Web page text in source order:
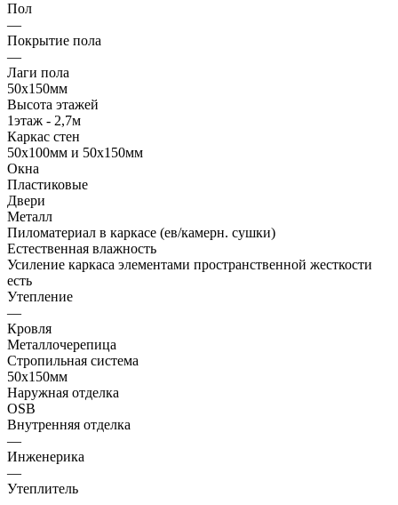
Пол
—
Покрытие пола
—
Лаги пола
50х150мм
Высота этажей
1этаж - 2,7м
Каркас стен
50х100мм и 50х150мм
Окна
Пластиковые
Двери
Металл
Пиломатериал в каркасе (ев/камерн. сушки)
Естественная влажность
Усиление каркаса элементами пространственной жесткости
есть
Утепление
—
Кровля
Металлочерепица
Стропильная система
50х150мм
Наружная отделка
OSB
Внутренняя отделка
—
Инженерика
—
Утеплитель